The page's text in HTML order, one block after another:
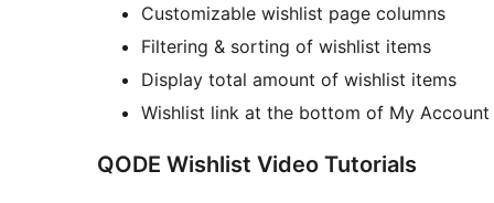
Customizable wishlist page columns
Filtering & sorting of wishlist items
Display total amount of wishlist items
Wishlist link at the bottom of My Account
QODE Wishlist Video Tutorials